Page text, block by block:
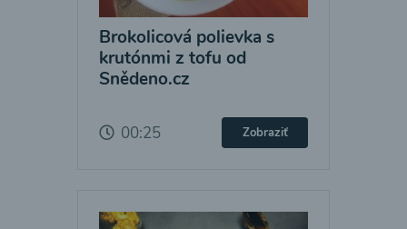
Brokolicová polievka s
krutónmi z tofu od
Snědeno.cz
00:25 Zobraziť